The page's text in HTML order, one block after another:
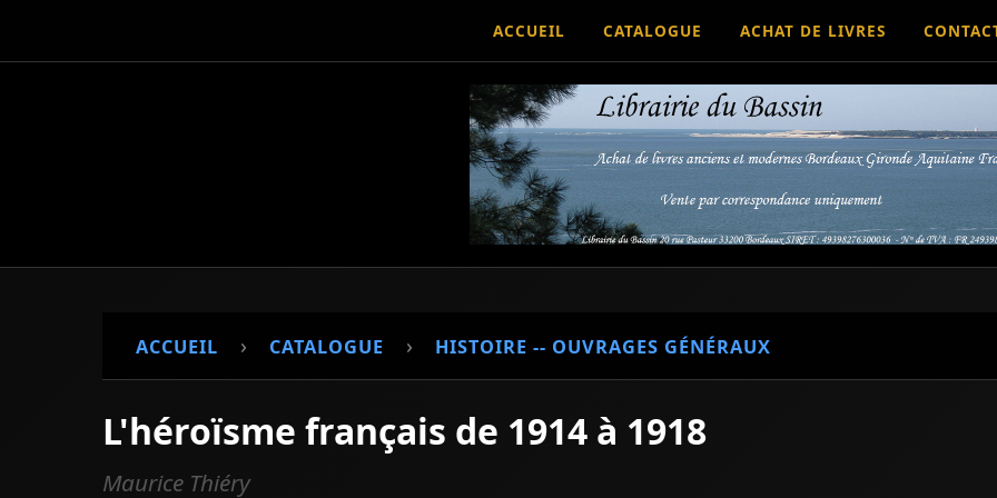
ACCUEIL CATALOGUE ACHAT DE LIVRES
ACCUEIL › CATALOGUE › HISTOIRE -- OUVRAGES GÉNÉRAUX
L'héroïsme français de 1914 à 1918
Maurice Thiéry